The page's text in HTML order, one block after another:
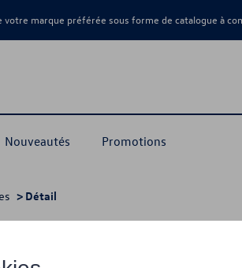
marque préférée sous forme de catalogue à
Nouveautés Promotions
> Détail